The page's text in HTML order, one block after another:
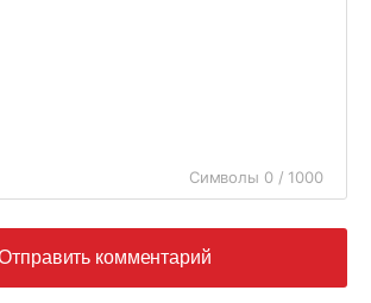
Символы 0 / 1000
комментарий